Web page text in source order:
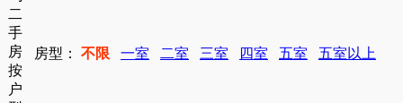
房型： 不限 一室 二室 三室 四室 五室 五室以上